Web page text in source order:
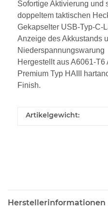
Sofortige Aktivierung und
doppeltem taktischen
Gekapselter USB-Typ-C-
Anzeige des Akkustands
Niederspannungswarung
Hergestellt aus A6061-T6
Premium Typ HAIII
Finish.
Artikelgewicht:
Herstellerinformationen